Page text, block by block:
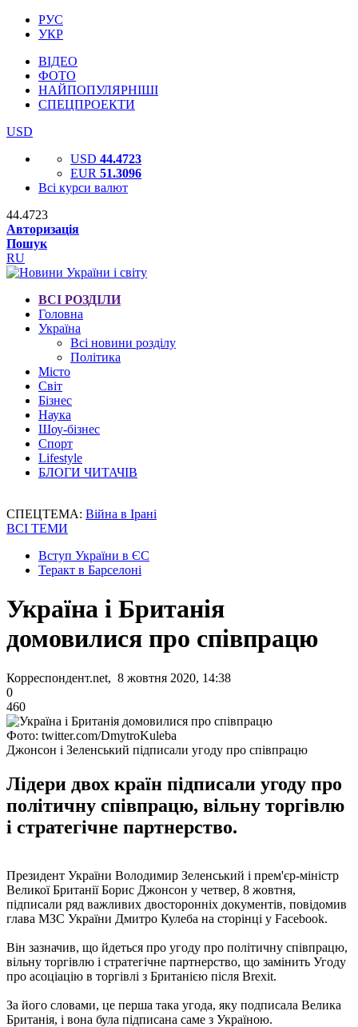
РУС
УКР
ВІДЕО
ФОТО
НАЙПОПУЛЯРНІШІ
СПЕЦПРОЕКТИ
USD
USD 44.4723
EUR 51.3096
Всі курси валют
44.4723
Авторизація
Пошук
RU
ВСІ РОЗДІЛИ
Головна
Україна
Всі новини розділу
Політика
Місто
Світ
Бізнес
Наука
Шоу-бізнес
Спорт
Lifestyle
БЛОГИ ЧИТАЧІВ
СПЕЦТЕМА: Війна в Ірані
ВСІ ТЕМИ
Вступ України в ЄС
Теракт в Барселоні
Україна і Британія
домовилися про співпрацю
Корреспондент.net, 8 жовтня 2020, 14:38
0
460
Фото: twitter.com/DmytroKuleba
Джонсон і Зеленський підписали угоду про співпрацю
Лідери двох країн підписали угоду про
політичну співпрацю, вільну торгівлю
і стратегічне партнерство.
Президент України Володимир Зеленський і прем'єр-міністр
Великої Британії Борис Джонсон у четвер, 8 жовтня,
підписали ряд важливих двосторонніх документів, повідомив
глава МЗС України Дмитро Кулеба на сторінці у Facebook.
Він зазначив, що йдеться про угоду про політичну співпрацю,
вільну торгівлю і стратегічне партнерство, що замінить Угоду
про асоціацію в торгівлі з Британією після Brexit.
За його словами, це перша така угода, яку подписала Велика
Британія, і вона була підписана саме з Україною.